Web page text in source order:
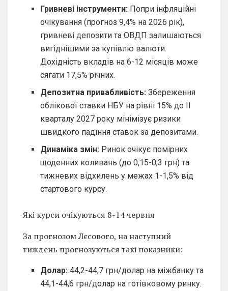
Гривневі інструменти: Попри інфляційні
очікування (прогноз 9,4% на 2026 рік),
гривневі депозити та ОВДП залишаються
вигіднішими за купівлю валюти.
Дохідність вкладів на 6-12 місяців може
сягати 17,5% річних.
Депозитна привабливість: Збереження
облікової ставки НБУ на рівні 15% до II
кварталу 2027 року мінімізує ризики
швидкого падіння ставок за депозитами.
Динаміка змін: Ринок очікує помірних
щоденних коливань (до 0,15-0,3 грн) та
тижневих відхилень у межах 1-1,5% від
стартового курсу.
Які курси очікуються 8-14 червня
За прогнозом Лєсового, на наступний
тиждень прогнозуються такі показники:
Долар: 44,2-44,7 грн/долар на міжбанку та
44,1-44,6 грн/долар на готівковому ринку.